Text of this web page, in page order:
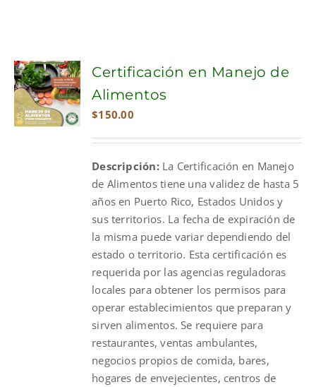
ADD TO
CART
Certificación en Manejo de
Alimentos
$150.00
Descripción: La Certificación en Manejo
de Alimentos tiene una validez de hasta 5
años en Puerto Rico, Estados Unidos y
sus territorios. La fecha de expiración de
la misma puede variar dependiendo del
estado o territorio. Esta certificación es
requerida por las agencias reguladoras
locales para obtener los permisos para
operar establecimientos que preparan y
sirven alimentos. Se requiere para
restaurantes, ventas ambulantes,
negocios propios de comida, bares,
hogares de envejecientes, centros de